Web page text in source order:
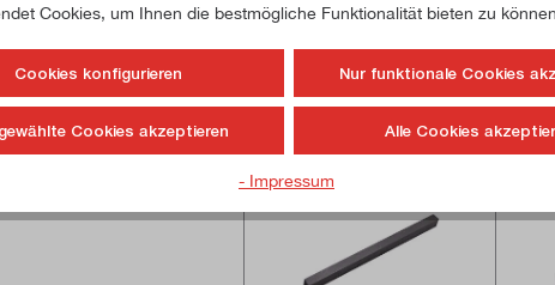
Cookies, um Ihnen die bestmögliche Funktionalität bieten zu
Cookies konfigurieren Nur funktionale Cookies
Cookies akzeptieren Alle Cookies
- Impressum